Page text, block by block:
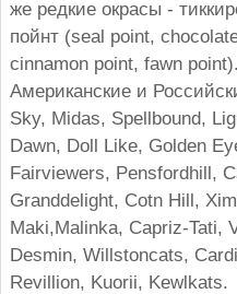
же редкие окрасы -
пойнт (seal point,
cinnamon point, fawn
Американские и
Sky, Midas, Spellbound,
Dawn, Doll Like, Golden
Fairviewers, Pensfordhill,
Granddelight, Cotn Hill,
Maki,Malinka, Capriz-Tati,
Desmin, Willstoncats,
Revillion, Kuorii, Kewlkats.